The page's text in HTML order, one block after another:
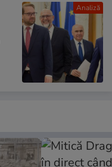
Analiză